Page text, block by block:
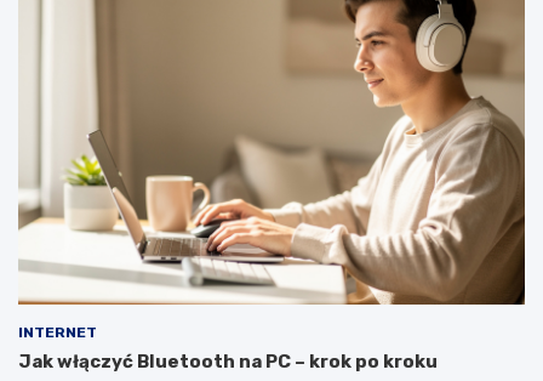
INTERNET
Jak włączyć Bluetooth na PC – krok po kroku